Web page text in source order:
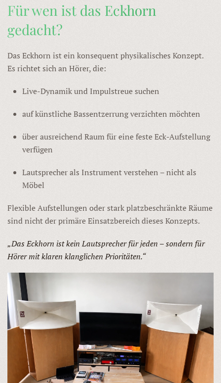
Für wen ist das Eckhorn
gedacht?
Das Eckhorn ist ein konsequent physikalisches Konzept.
Es richtet sich an Hörer, die:
Live-Dynamik und Impulstreue suchen
auf künstliche Bassentzerrung verzichten möchten
über ausreichend Raum für eine feste Eck-Aufstellung
verfügen
Lautsprecher als Instrument verstehen – nicht als
Möbel
Flexible Aufstellungen oder stark platzbeschränkte Räume
sind nicht der primäre Einsatzbereich dieses Konzepts.
„Das Eckhorn ist kein Lautsprecher für jeden – sondern für
Hörer mit klaren klanglichen Prioritäten.“